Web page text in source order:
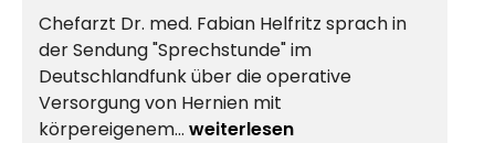
Chefarzt Dr. med. Fabian Helfritz sprach in
der Sendung "Sprechstunde" im
Deutschlandfunk über die operative
Versorgung von Hernien mit
körpereigenem… weiterlesen